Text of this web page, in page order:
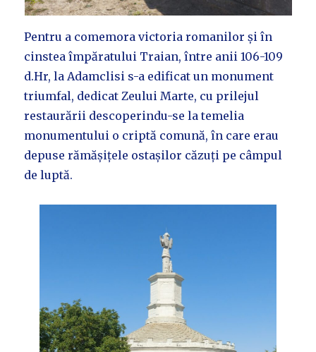
Pentru a comemora victoria romanilor și în
cinstea împăratului Traian, între anii 106-109
d.Hr, la Adamclisi s-a edificat un monument
triumfal, dedicat Zeului Marte, cu prilejul
restaurării descoperindu-se la temelia
monumentului o criptă comună, în care erau
depuse rămășițele ostașilor căzuți pe câmpul
de luptă.